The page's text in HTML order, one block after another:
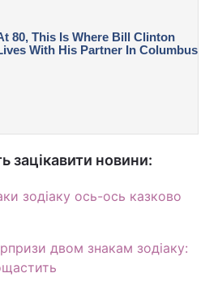
зацікавити новини:
зодіаку ось-ось казково
двом знакам зодіаку: